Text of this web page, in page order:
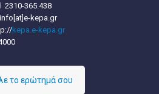
2310-365.438
info[at]e-kepa.gr
kepa.e-kepa.gr
τo ερώτημά σου